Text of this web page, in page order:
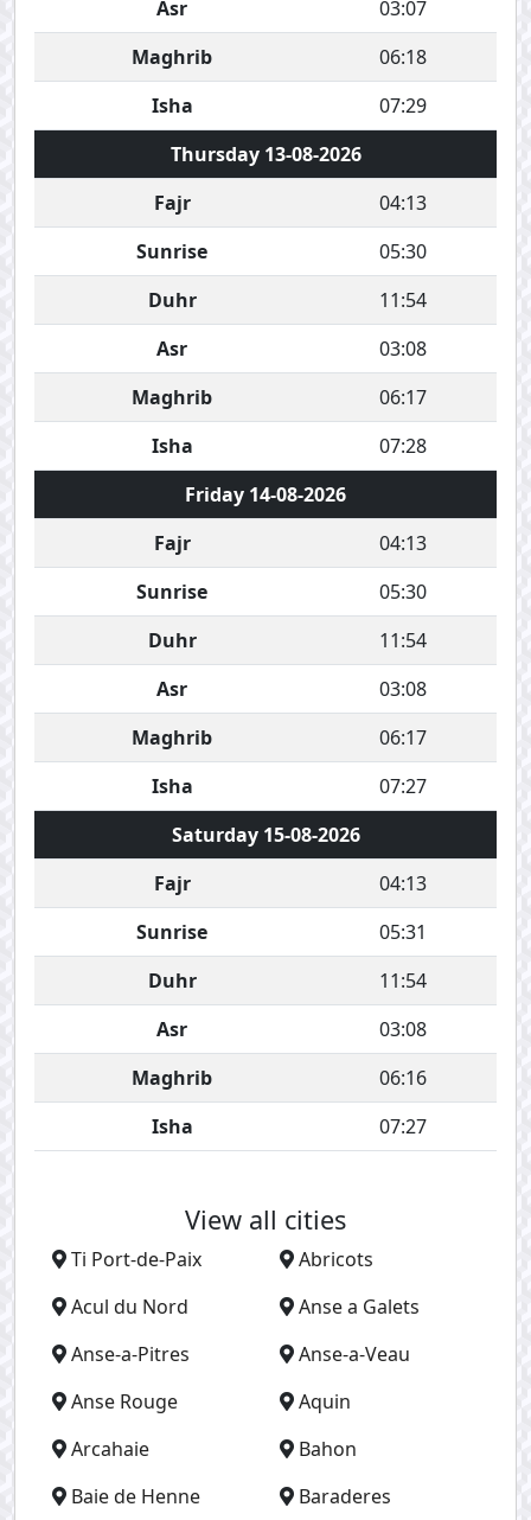
Asr
03:07
Maghrib
06:18
Isha
07:29
Thursday 13-08-2026
Fajr
04:13
Sunrise
05:30
Duhr
11:54
Asr
03:08
Maghrib
06:17
Isha
07:28
Friday 14-08-2026
Fajr
04:13
Sunrise
05:30
Duhr
11:54
Asr
03:08
Maghrib
06:17
Isha
07:27
Saturday 15-08-2026
Fajr
04:13
Sunrise
05:31
Duhr
11:54
Asr
03:08
Maghrib
06:16
Isha
07:27
View all cities
Ti Port-de-Paix
Abricots
Acul du Nord
Anse a Galets
Anse-a-Pitres
Anse-a-Veau
Anse Rouge
Aquin
Arcahaie
Bahon
Baie de Henne
Baraderes